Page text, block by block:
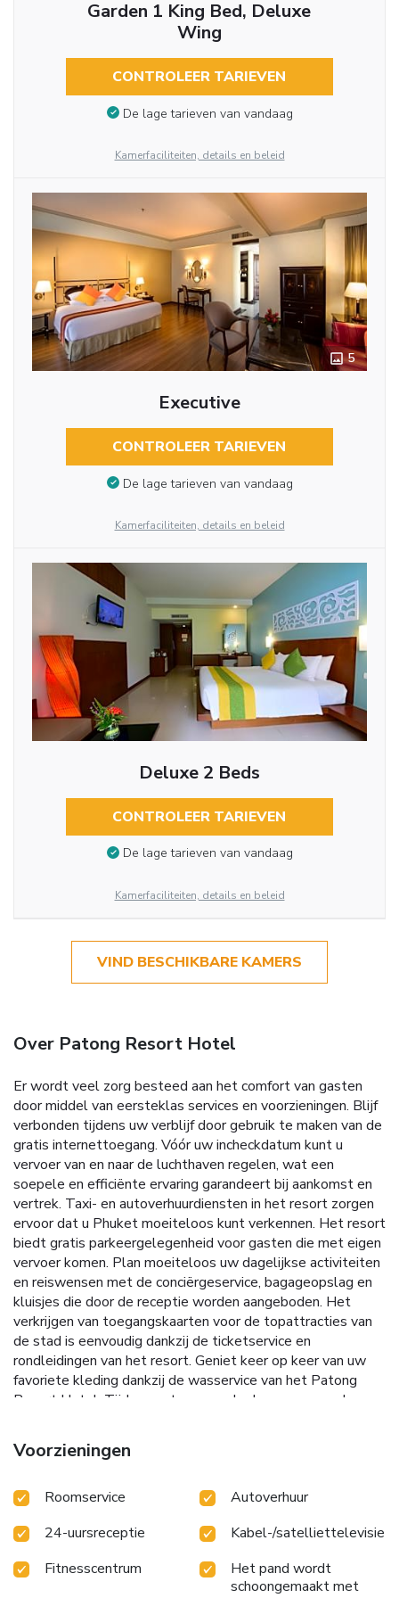
Garden 1 King Bed, Deluxe
Wing
CONTROLEER TARIEVEN
De lage tarieven van vandaag
Kamerfaciliteiten, details en beleid
5
Executive
CONTROLEER TARIEVEN
De lage tarieven van vandaag
Kamerfaciliteiten, details en beleid
Deluxe 2 Beds
CONTROLEER TARIEVEN
De lage tarieven van vandaag
Kamerfaciliteiten, details en beleid
VIND BESCHIKBARE KAMERS
Over Patong Resort Hotel
Er wordt veel zorg besteed aan het comfort van gasten
door middel van eersteklas services en voorzieningen. Blijf
verbonden tijdens uw verblijf door gebruik te maken van de
gratis internettoegang. Vóór uw incheckdatum kunt u
vervoer van en naar de luchthaven regelen, wat een
soepele en efficiënte ervaring garandeert bij aankomst en
vertrek. Taxi- en autoverhuurdiensten in het resort zorgen
ervoor dat u Phuket moeiteloos kunt verkennen. Het resort
biedt gratis parkeergelegenheid voor gasten die met eigen
vervoer komen. Plan moeiteloos uw dagelijkse activiteiten
en reiswensen met de conciërgeservice, bagageopslag en
kluisjes die door de receptie worden aangeboden. Het
verkrijgen van toegangskaarten voor de topattracties van
de stad is eenvoudig dankzij de ticketservice en
rondleidingen van het resort. Geniet keer op keer van uw
favoriete kleding dankzij de wasservice van het Patong
Resort Hotel. Tijdens ontspannende dagen en avonden
dagelijkse schoonmaak, ervoor dat u uw verblijf op de
kamer optimaal kunt benutten. Voor kleine of onverwachte
wensen, zonder dat u het resort hoeft te verlaten. Het
in een beperkt aantal aangewezen zones. Elke kamer is
ontworpen met oog voor gezelligheid en biedt een scala
aan voorzieningen die een goede nachtrust garanderen,
Voorzieningen
Roomservice
Autoverhuur
24-uursreceptie
Kabel-/satelliettelevisie
Fitnesscentrum
Het pand wordt
schoongemaakt met